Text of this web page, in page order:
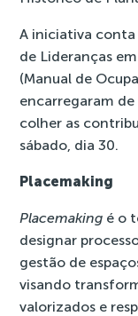
A iniciativa
de Lideranças
(Manual de
encarregaram
colher as
sábado, dia 30.
Placemaking
Placemaking é o
designar
gestão de
visando
valorizados e